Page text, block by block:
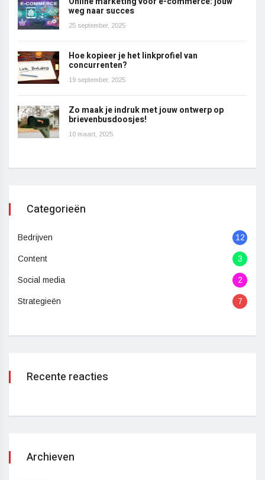
weg naar succes
25 september, 2025
Hoe kopieer je het linkprofiel van
concurrenten?
19 september, 2025
Zo maak je indruk met jouw ontwerp op
brievenbusdoosjes!
10 maart, 2025
Categorieën
Bedrijven 12
Content 3
Social media 2
Strategieën 7
Recente reacties
Archieven